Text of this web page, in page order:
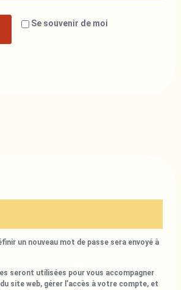
Se souvenir de moi
un nouveau mot de passe sera envoyé à
seront utilisées pour vous accompagner
site web, gérer l’accès à votre compte, et